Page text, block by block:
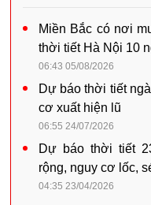
Miền Bắc có nơi
thời tiết Hà Nội 10
06:43 05/08/2026
Dự báo thời tiết
cơ xuất hiện lũ
06:55 24/07/2026
Dự báo thời tiết
rộng, nguy cơ lốc,
04:35 23/04/2026